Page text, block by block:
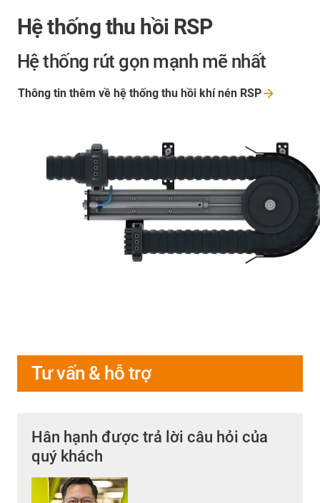
Hệ thống thu hồi RSP
Hệ thống rút gọn mạnh mẽ nhất
Thông tin thêm về hệ thống thu hồi khí nén RSP
Tư vấn & hỗ trợ
Hân hạnh được trả lời câu hỏi của
quý khách